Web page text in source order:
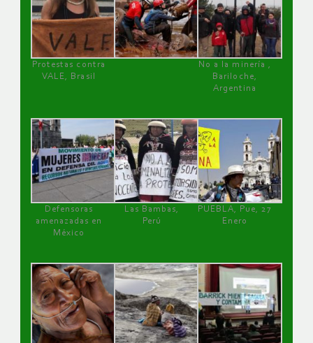
Protestas contra
VALE, Brasil
No a la minería ,
Bariloche,
Argentina
Defensoras
amenazadas en
México
Las Bambas,
Perú
PUEBLA, Pue, 27
Enero